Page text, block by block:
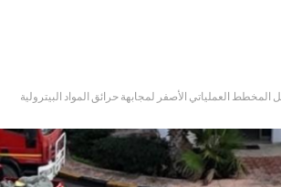
المخطط العملياتي الأصفر لمجابهة حرائق المواد البيترولية